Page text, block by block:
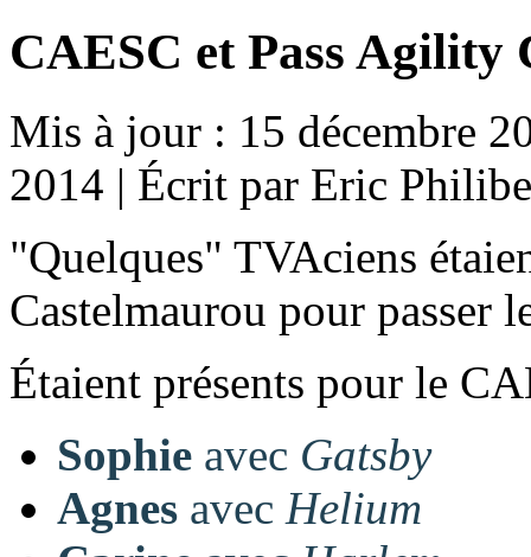
CAESC et Pass Agility
Mis à jour : 15 décembre
2014 | Écrit par Eric
"Quelques" TVAciens
Castelmaurou pour passer
Étaient présents pour le
Sophie avec Gatsby
Agnes avec Helium